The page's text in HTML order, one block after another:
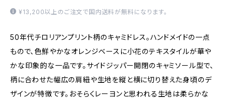
¥13,200以上のご注文で国内送料が無料になります。
50年代チロリアンプリント柄のキャミドレス。ハンドメイドの一点
もので、色鮮やかなオレンジベースに小花のテキスタイルが華や
かな印象的な一品です。サイドジッパー開閉のキャミソール型で、
柄に合わせた幅広の肩紐や生地を縦と横に切り替えた身頃のデ
ザインが特徴です。おそらくレーヨンと思われる生地は柔らかな